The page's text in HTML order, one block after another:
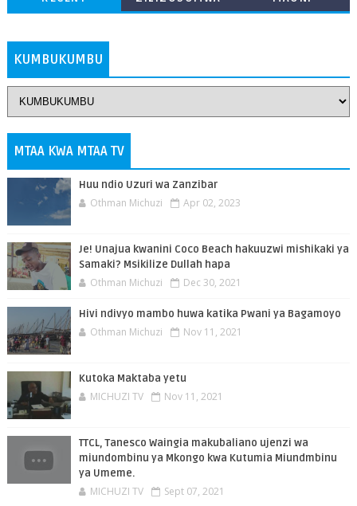
KUMBUKUMBU
MTAA KWA MTAA TV
Huu ndio Uzuri wa Zanzibar
Othman Michuzi Apr 02, 2023
Je! Unajua kwanini Coco Beach hakuuzwi mishikaki ya
Samaki? Msikilize Dullah hapa
Othman Michuzi Dec 30, 2021
Hivi ndivyo mambo huwa katika Pwani ya Bagamoyo
Othman Michuzi Nov 11, 2021
Kutoka Maktaba yetu
MICHUZI TV Nov 11, 2021
TTCL, Tanesco Waingia makubaliano ujenzi wa
miundombinu ya Mkongo kwa Kutumia Miundmbinu
ya Umeme.
MICHUZI TV Sept 07, 2021